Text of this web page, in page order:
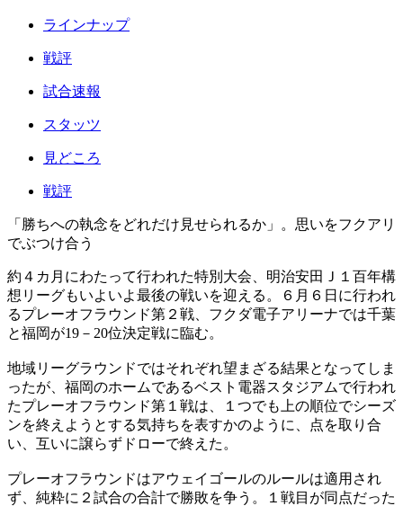
ラインナップ
戦評
試合速報
スタッツ
見どころ
戦評
「勝ちへの執念をどれだけ見せられるか」。思いをフクアリ
でぶつけ合う
約４カ月にわたって行われた特別大会、明治安田Ｊ１百年構
想リーグもいよいよ最後の戦いを迎える。６月６日に行われ
るプレーオフラウンド第２戦、フクダ電子アリーナでは千葉
と福岡が19－20位決定戦に臨む。
地域リーグラウンドではそれぞれ望まざる結果となってしま
ったが、福岡のホームであるベスト電器スタジアムで行われ
たプレーオフラウンド第１戦は、１つでも上の順位でシーズ
ンを終えようとする気持ちを表すかのように、点を取り合
い、互いに譲らずドローで終えた。
プレーオフラウンドはアウェイゴールのルールは適用され
ず、純粋に２試合の合計で勝敗を争う。１戦目が同点だった